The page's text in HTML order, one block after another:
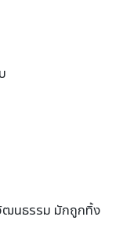
ฒนธรรม มักถูกทิ้ง